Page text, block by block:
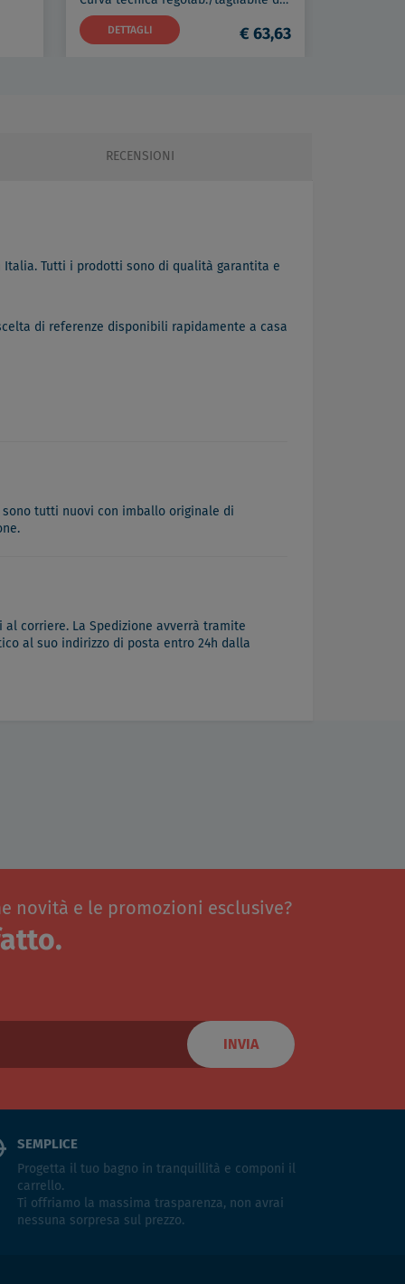
DETTAGLI € 63,63
RECENSIONI
Tutti i prodotti sono di qualità garantita e
di referenze disponibili rapidamente a casa
tutti nuovi con imballo originale di
corriere. La Spedizione avverrà tramite
al suo indirizzo di posta entro 24h dalla
novità e le promozioni esclusive?
INVIA
SEMPLICE
Progetta il tuo bagno in tranquillità e componi il
carrello.
Ti offriamo la massima trasparenza, non avrai
nessuna sorpresa sul prezzo.